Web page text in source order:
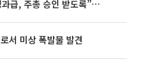
김정관 장관 “반도체 성과급, 주총 승인 받도록”…상법·자본시장법 개정 시사
서 미상 폭발물 발견